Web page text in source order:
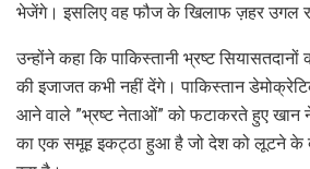
भेजेंगे। इसलिए वह फौज के खिलाफ ज़हर उगल
उन्होंने कहा कि पाकिस्तानी भ्रष्ट
की इजाजत कभी नहीं देंगे। पाकिस्तान
आने वाले ”भ्रष्ट नेताओं” को फटाकरते हुए खान
का एक समूह इकट्ठा हुआ है जो देश को लूटने के